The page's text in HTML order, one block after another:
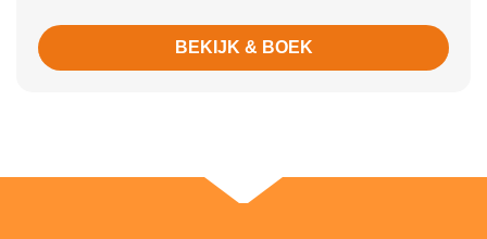
BEKIJK & BOEK